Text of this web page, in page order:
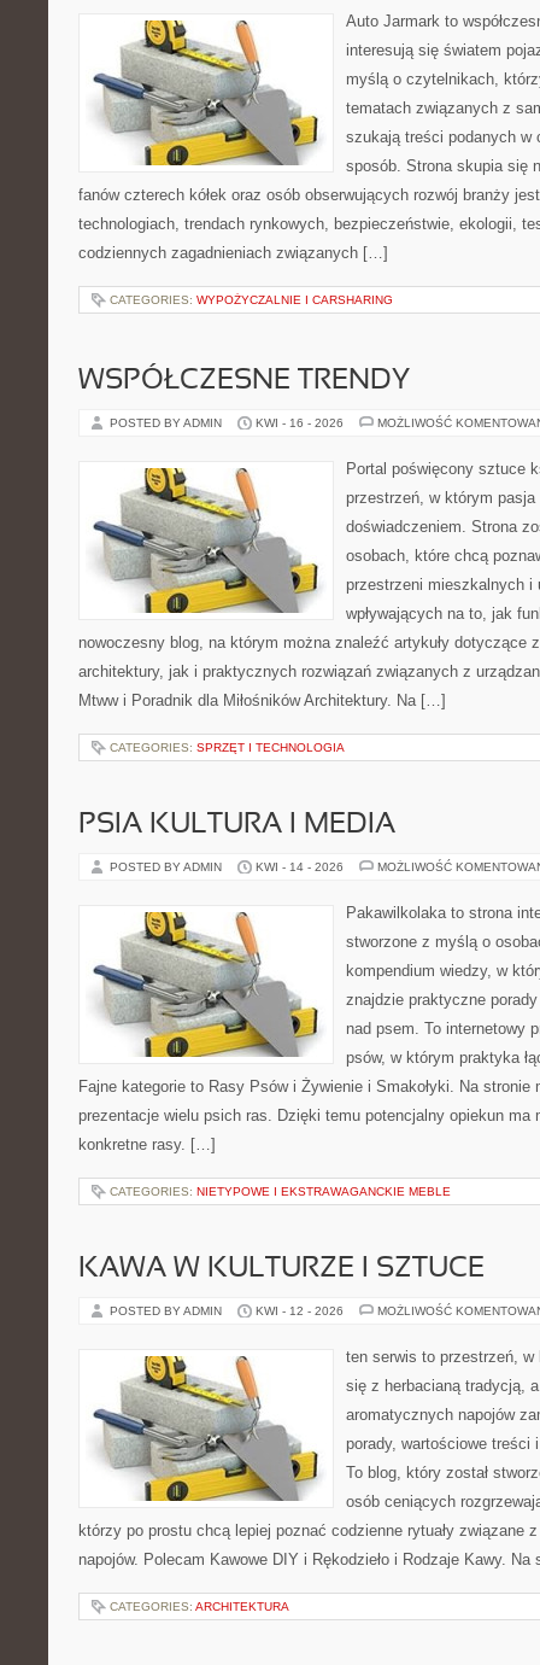
Auto Jarmark to
interesują się światem
myślą o czytelnikach,
tematach związanych z
szukają treści podanych w
sposób. Strona skupia się
fanów czterech kółek oraz osób obserwujących rozwój branży
technologiach, trendach rynkowych, bezpieczeństwie, ekologii,
codziennych zagadnieniach związanych […]
CATEGORIES: WYPOŻYCZALNIE I CARSHARING
WSPÓŁCZESNE TRENDY
POSTED BY ADMIN KWI - 16 - 2026 MOŻLIWOŚĆ
Portal poświęcony sztuce
przestrzeń, w którym
doświadczeniem. Strona
osobach, które chcą
przestrzeni mieszkalnych i
wpływających na to, jak
nowoczesny blog, na którym można znaleźć artykuły dotyczące
architektury, jak i praktycznych rozwiązań związanych z
Mtww i Poradnik dla Miłośników Architektury. Na […]
CATEGORIES: SPRZĘT I TECHNOLOGIA
PSIA KULTURA I MEDIA
POSTED BY ADMIN KWI - 14 - 2026 MOŻLIWOŚĆ
Pakawilkolaka to strona
stworzone z myślą o
kompendium wiedzy, w
znajdzie praktyczne
nad psem. To internetowy
psów, w którym praktyka
Fajne kategorie to Rasy Psów i Żywienie i Smakołyki. Na stronie
prezentacje wielu psich ras. Dzięki temu potencjalny opiekun ma
konkretne rasy. […]
CATEGORIES: NIETYPOWE I EKSTRAWAGANCKIE MEBLE
KAWA W KULTURZE I SZTUCE
POSTED BY ADMIN KWI - 12 - 2026 MOŻLIWOŚĆ
ten serwis to przestrzeń,
się z herbacianą tradycją, a
aromatycznych napojów
porady, wartościowe treści
To blog, który został
osób ceniących
którzy po prostu chcą lepiej poznać codzienne rytuały związane
napojów. Polecam Kawowe DIY i Rękodzieło i Rodzaje Kawy.
CATEGORIES: ARCHITEKTURA